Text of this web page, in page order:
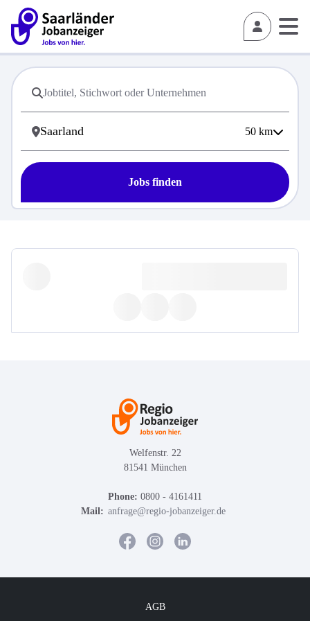
50 km
Jobs finden
Welfenstr. 22
81541 München
Phone: 0800 - 4161411
Mail: anfrage@regio-jobanzeiger.de
AGB